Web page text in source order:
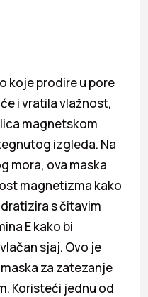
koje prodire u pore
i vratila vlažnost,
magnetskom
izgleda. Na
mora, ova maska
magnetizma kako
s čitavim
E kako bi
sjaj. Ovo je
za zatezanje
Koristeći jednu od